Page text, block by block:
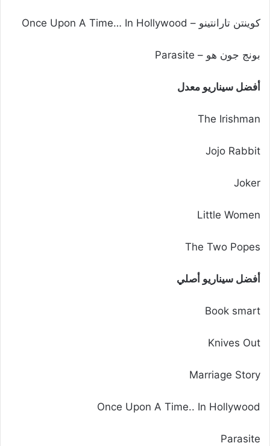
كوينتن تارانتينو – Once Upon A Time… In Hollywood
بونج جون هو – Parasite
أفضل سيناريو معدل
The Irishman
Jojo Rabbit
Joker
Little Women
The Two Popes
أفضل سيناريو أصلي
Book smart
Knives Out
Marriage Story
Once Upon A Time.. In Hollywood
Parasite